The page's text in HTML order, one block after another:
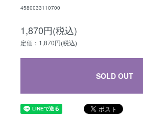
4580033110700
1,870円(税込)
定価：1,870円(税込)
SOLD OUT